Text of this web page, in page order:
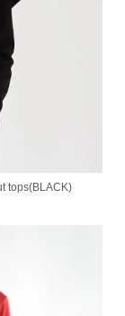
tops(BLACK)